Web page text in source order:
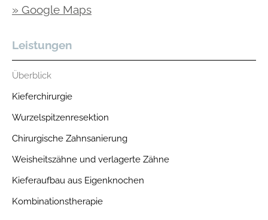
» Google Maps
Leistungen
Überblick
Kieferchirurgie
Wurzelspitzenresektion
Chirurgische Zahnsanierung
Weisheitszähne und verlagerte Zähne
Kieferaufbau aus Eigenknochen
Kombinationstherapie